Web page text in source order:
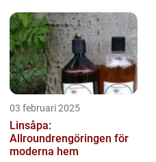
03 februari 2025
Linsåpa:
Allroundrengöringen för
moderna hem